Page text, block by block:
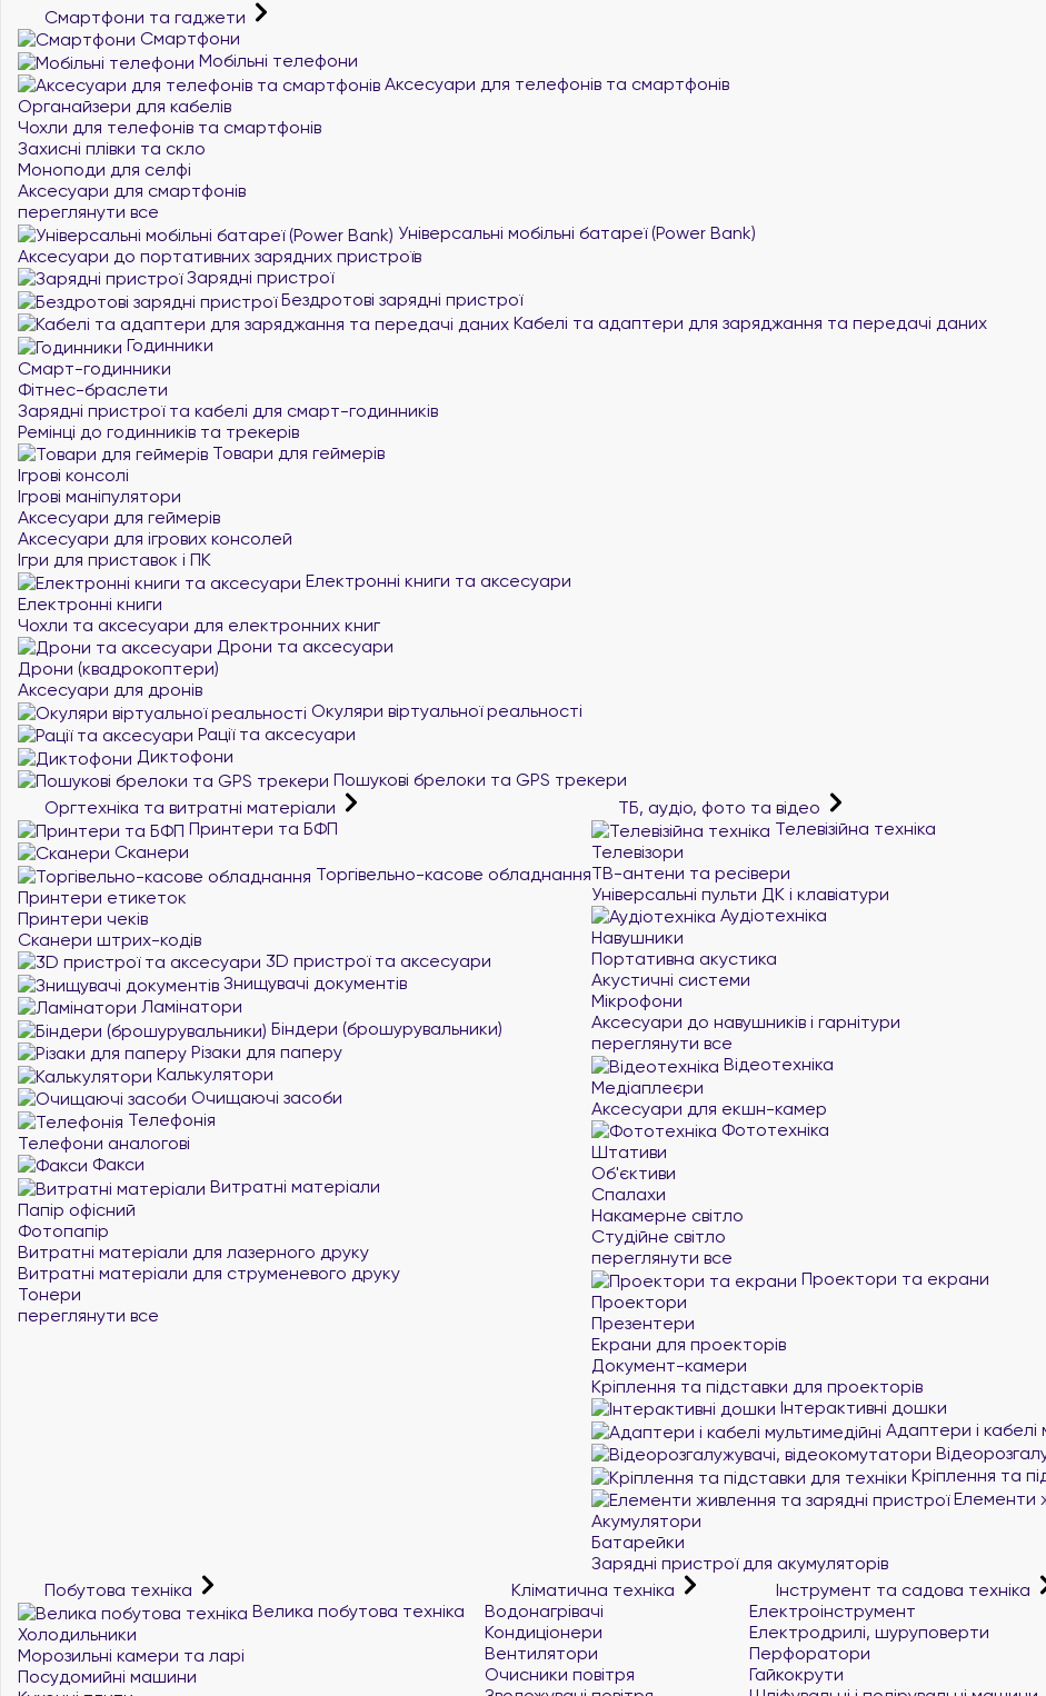
Смартфони та гаджети
Смартфони
Мобільні телефони
Аксесуари для телефонів та смартфонів
Органайзери для кабелів
Чохли для телефонів та смартфонів
Захисні плівки та скло
Моноподи для селфі
Аксесуари для смартфонів
переглянути все
Універсальні мобільні батареї (Power Bank)
Аксесуари до портативних зарядних пристроїв
Зарядні пристрої
Бездротові зарядні пристрої
Кабелі та адаптери для заряджання та передачі даних
Годинники
Смарт-годинники
Фітнес-браслети
Зарядні пристрої та кабелі для смарт-годинників
Ремінці до годинників та трекерів
Товари для геймерів
Ігрові консолі
Ігрові маніпулятори
Аксесуари для геймерів
Аксесуари для ігрових консолей
Ігри для приставок і ПК
Електронні книги та аксесуари
Електронні книги
Чохли та аксесуари для електронних книг
Дрони та аксесуари
Дрони (квадрокоптери)
Аксесуари для дронів
Окуляри віртуальної реальності
Рації та аксесуари
Диктофони
Пошукові брелоки та GPS трекери
Оргтехніка та витратні матеріали
Принтери та БФП
Сканери
Торгівельно-касове обладнання
Принтери етикеток
Принтери чеків
Сканери штрих-кодів
3D пристрої та аксесуари
Знищувачі документів
Ламінатори
Біндери (брошурувальники)
Різаки для паперу
Калькулятори
Очищаючі засоби
Телефонія
Телефони аналогові
Факси
Витратні матеріали
Папір офісний
Фотопапір
Витратні матеріали для лазерного друку
Витратні матеріали для струменевого друку
Тонери
переглянути все
ТБ, аудіо, фото та відео
Телевізійна техніка
Телевізори
ТВ-антени та ресівери
Універсальні пульти ДК і клавіатури
Аудіотехніка
Навушники
Портативна акустика
Акустичні системи
Мікрофони
Аксесуари до навушників і гарнітури
переглянути все
Відеотехніка
Медіаплеєри
Аксесуари для екшн-камер
Фототехніка
Штативи
Об'єктиви
Спалахи
Накамерне світло
Студійне світло
переглянути все
Проектори та екрани
Проектори
Презентери
Екрани для проекторів
Документ-камери
Кріплення та підставки для проекторів
Інтерактивні дошки
Адаптери і кабелі
Кріплення та
Елементи
Акумулятори
Батарейки
Зарядні пристрої для акумуляторів
Побутова техніка
Велика побутова техніка
Холодильники
Морозильні камери та ларі
Посудомийні машини
Кліматична техніка
Водонагрівачі
Кондиціонери
Вентилятори
Очисники повітря
Інструмент та садова техніка
Електроінструмент
Електродрилі, шуруповерти
Перфоратори
Гайкокрути